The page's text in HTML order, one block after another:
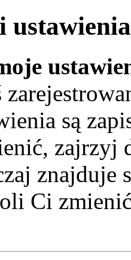
są
zajrzyj
znajduje
Ci